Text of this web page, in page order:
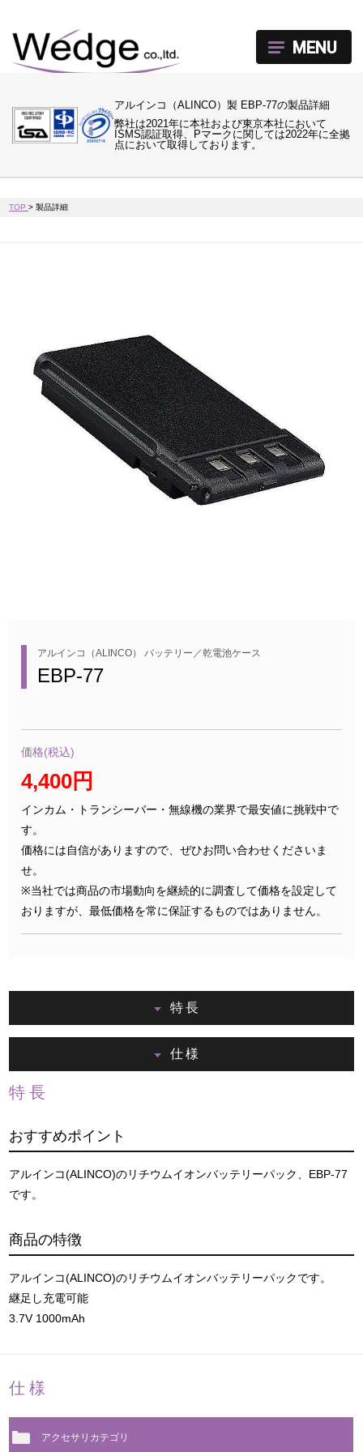
アルインコ（ALINCO）製 EBP-77の製品詳細
弊社は2021年に本社および東京本社において
ISMS認証取得、Pマークに関しては2022年に全拠
点において取得しております。
MENU
TOP>製品詳細
アルインコ（ALINCO） バッテリー／乾電池ケース
EBP-77
価格(税込)
4,400円
インカム・トランシーバー・無線機の業界で最安値に挑戦中で
す。
価格には自信がありますので、ぜひお問い合わせくださいま
せ。
※当社では商品の市場動向を継続的に調査して価格を設定して
おりますが、最低価格を常に保証するものではありません。
特長
仕様
特長
おすすめポイント
アルインコ(ALINCO)のリチウムイオンバッテリーパック、EBP-77
です。
商品の特徴
アルインコ(ALINCO)のリチウムイオンバッテリーパックです。
継足し充電可能
3.7V 1000mAh
仕様
アクセサリカテゴリ